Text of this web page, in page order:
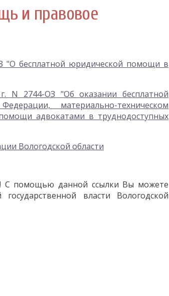
и правовое
"О бесплатной юридической помощи в
N 2744-ОЗ "Об оказании бесплатной
материально-техническом
адвокатами в труднодоступных
Вологодской области
С помощью данной ссылки Вы можете
власти Вологодской